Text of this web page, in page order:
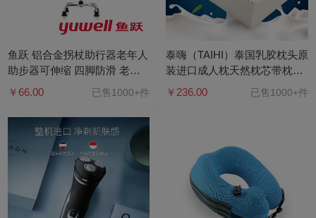
鱼跃 铝合金拐杖助行器老年人
助步器可伸缩 四脚防滑 老人
手杖拐棍YU852
￥66.00 已售1000+件
泰嗨（TAIHI）泰国乳胶枕头原
装进口成人枕天然枕芯带枕套
高低平面枕
￥236.00 已售1000+件